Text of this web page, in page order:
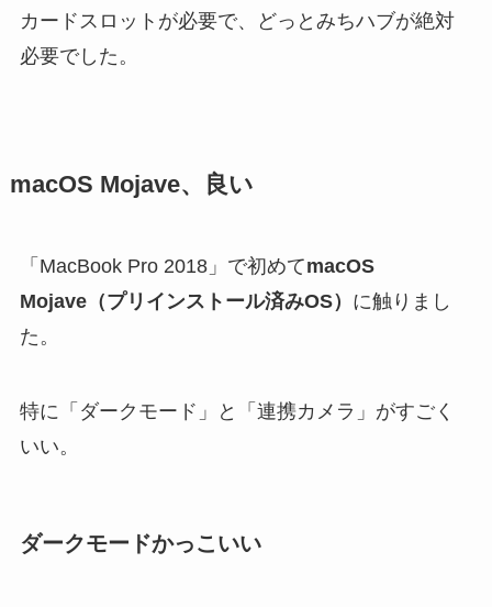
カードスロットが必要で、どっとみちハブが絶対
必要でした。
macOS Mojave、良い
「MacBook Pro 2018」で初めてmacOS
Mojave（プリインストール済みOS） に触りまし
た。
特に「ダークモード」と「連携カメラ」がすごく
いい。
ダークモードかっこいい